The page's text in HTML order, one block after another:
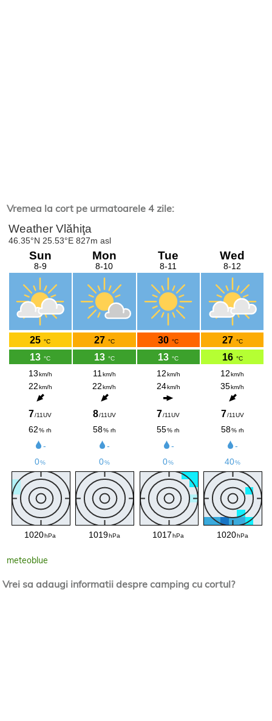
Vremea la cort pe urmatoarele 4 zile:
meteoblue
Vrei sa adaugi informatii despre camping cu cortul?